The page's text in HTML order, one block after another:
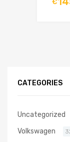
€
CATEGORIES
Uncategorized
Volkswagen